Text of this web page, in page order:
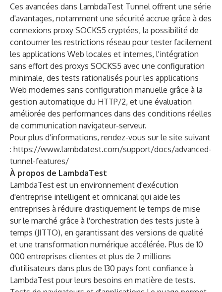
Ces avancées dans LambdaTest Tunnel offrent une série
d'avantages, notamment une sécurité accrue grâce à des
connexions proxy SOCKS5 cryptées, la possibilité de
contourner les restrictions réseau pour tester facilement
les applications Web locales et internes, l'intégration
sans effort des proxys SOCKS5 avec une configuration
minimale, des tests rationalisés pour les applications
Web modernes sans configuration manuelle grâce à la
gestion automatique du HTTP/2, et une évaluation
améliorée des performances dans des conditions réelles
de communication navigateur-serveur.
Pour plus d'informations, rendez-vous sur le site suivant
: https://www.lambdatest.com/support/docs/advanced-
tunnel-features/
À propos de LambdaTest
LambdaTest est un environnement d'exécution
d'entreprise intelligent et omnicanal qui aide les
entreprises à réduire drastiquement le temps de mise
sur le marché grâce à l'orchestration des tests juste à
temps (JITTO), en garantissant des versions de qualité
et une transformation numérique accélérée. Plus de 10
000 entreprises clientes et plus de 2 millions
d'utilisateurs dans plus de 130 pays font confiance à
LambdaTest pour leurs besoins en matière de tests.